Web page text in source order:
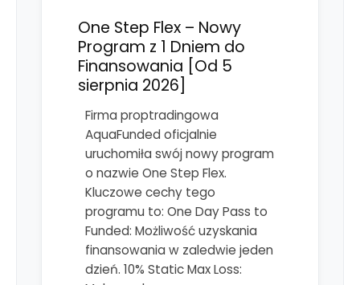
One Step Flex – Nowy
Program z 1 Dniem do
Finansowania [Od 5
sierpnia 2026]
Firma proptradingowa
AquaFunded oficjalnie
uruchomiła swój nowy program
o nazwie One Step Flex.
Kluczowe cechy tego
programu to: One Day Pass to
Funded: Możliwość uzyskania
finansowania w zaledwie jeden
dzień. 10% Static Max Loss: